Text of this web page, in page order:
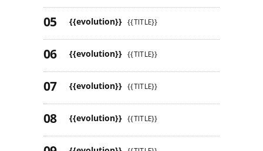
{{evolution}} {{TITLE}}
{{evolution}} {{TITLE}}
{{evolution}} {{TITLE}}
{{evolution}} {{TITLE}}